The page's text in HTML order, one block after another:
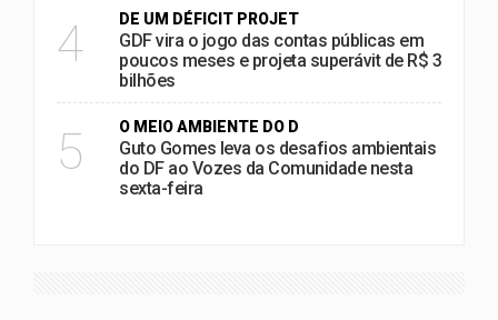
4 DE UM DÉFICIT PROJET
GDF vira o jogo das contas públicas em
poucos meses e projeta superávit de R$ 3
bilhões
5 O MEIO AMBIENTE DO D
Guto Gomes leva os desafios ambientais
do DF ao Vozes da Comunidade nesta
sexta-feira